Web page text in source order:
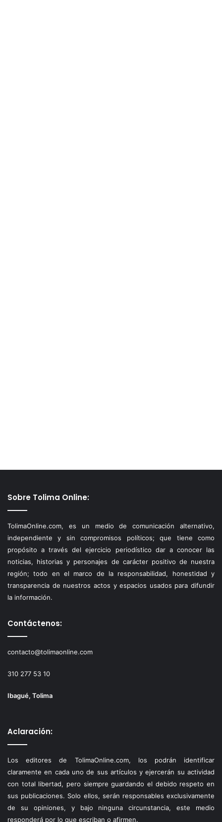
Sobre Tolima Online:
TolimaOnline.com, es un medio de comunicación alternativo,
independiente y sin compromisos políticos; que tiene como
propósito a través del ejercicio periodístico dar a conocer las
noticias, historias y personajes de carácter positivo de nuestra
región; todo en el marco de la responsabilidad, honestidad y
transparencia de nuestros actos y espacios usados para difundir
la información.
Contáctenos:
contacto@tolimaonline.com
310 277 53 10
Ibagué, Tolima
Aclaración:
Los editores de TolimaOnline.com, los podrán identificar
claramente en cada uno de sus artículos y ejercerán su actividad
con total libertad, pero siempre guardando el debido respeto en
sus publicaciones. Solo ellos, serán responsables exclusivamente
de su opiniones, y bajo ninguna circunstancia, este medio
responderá por lo que escriban o afirmen.